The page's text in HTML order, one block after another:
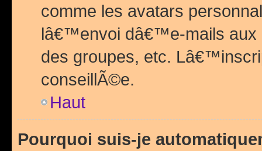
comme les avatars
lâ€™envoi dâ€™e-mails
des groupes, etc.
conseillÃ©e.
Haut
Pourquoi suis-je